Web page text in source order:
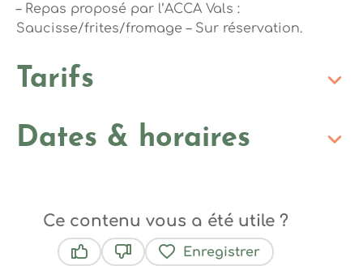
– Repas proposé par l’ACCA Vals :
Saucisse/frites/fromage – Sur réservation.
Tarifs
Dates & horaires
Ce contenu vous a été utile ?
Enregistrer